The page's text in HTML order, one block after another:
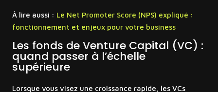
À lire aussi : Le Net Promoter Score (NPS) expliqué :
fonctionnement et enjeux pour votre business
Les fonds de Venture Capital (VC) :
quand passer à l’échelle
supérieure
Lorsque vous visez une croissance rapide, les VCs